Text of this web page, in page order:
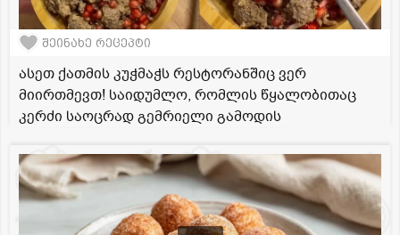
შეინახე რეცეპტი
ასეთ ქათმის კუჭმაჭს რესტორანშიც ვერ
მიირთმევთ! საიდუმლო, რომლის წყალობითაც
კერძი საოცრად გემრიელი გამოდის